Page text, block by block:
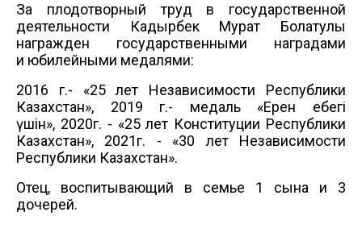
За плодотворный труд в государственной
деятельности Кадырбек Мурат Болатулы
награжден государственными
наградами
и юбилейными медалями:
2016 г.- «25 лет Независимости Республики
Казахстан», 2019 г.- медаль «Ерен еңбегі
үшін», 2020г. - «25 лет Конституции Республики
Казахстан», 2021г. - «30 лет Независимости
Республики Казахстан».
Отец, воспитывающий в семье 1 сына и 3
дочерей.